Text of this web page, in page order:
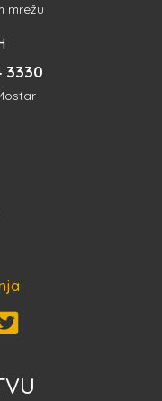
mrežu
3330